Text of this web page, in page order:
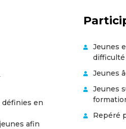
définies en
afin
Jeunes
difficulté
Jeunes
Jeunes
Repéré